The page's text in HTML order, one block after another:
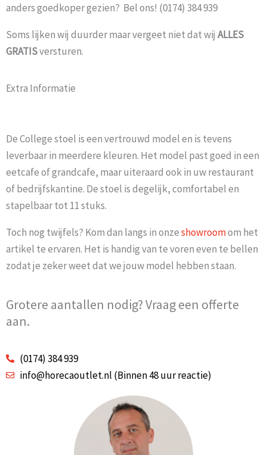
anders goedkoper gezien? Bel ons! (0174) 384 939
Soms lijken wij duurder maar vergeet niet dat wij ALLES
GRATISversturen.
Extra Informatie
De College stoel is een vertrouwd model en is tevens
leverbaar in meerdere kleuren. Het model past goed in een
eetcafe of grandcafe, maar uiteraard ook in uw restaurant
of bedrijfskantine. De stoel is degelijk, comfortabel en
stapelbaar tot 11 stuks.
Toch nog twijfels? Kom dan langs in onzeshowroomom het
artikel te ervaren. Het is handig van te voren even te bellen
zodat je zeker weet dat we jouw model hebben staan.
Grotere aantallen nodig? Vraag een offerte
aan.
(0174) 384 939
info@horecaoutlet.nl (Binnen 48 uur reactie)